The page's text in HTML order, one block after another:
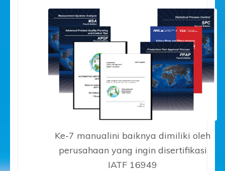
Ke-7 manualini baiknya dimiliki oleh
perusahaan yang ingin disertifikasi
IATF 16949